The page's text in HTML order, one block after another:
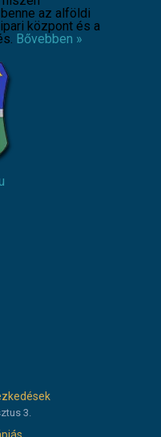
az alföldi
központ és a
Bővebben »
3.